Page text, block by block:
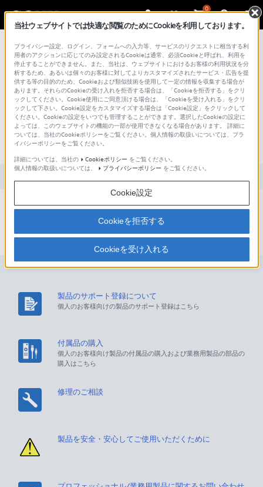
0
総合サポート・お問い合わせ
文書番号 : S1110278036229 / 最終更新日 : 2025/03/11
受信側からの音声一斉同報時、送信側と
音声コミュニケーションはできます
か？
受信機側で音声コミュニケーションを選択している送信機（Tx）との音
声コミュニケーションが可能です。
製品のサポート登録について
個人のお客様向けの製品のサポート登録はこちら
付属品の購入
個人のお客様向け製品の付属品の購入および業務用製品の部品の
購入はこちら
修理のご相談
製品を安全・安心してご使用いただくために
当社ウェブサイトでは快適な閲覧のためにCookieを利用しております。
プライバシー設定、ログイン、フォームへの入力等、サービスのリクエストに相当する利
用者のアクションに応じてのみ設定されるCookieは通常、必須Cookieと呼ばれ、利用を
停止することができません。また、当社は、ウェブサイトにおけるお客様の利用状況を分
析するため、あるいは個々のお客様に対してよりカスタマイズされたサービス・広告を提
供する等の目的のため、Cookieおよび類似技術を使用して一定の情報を収集する場合が
あります。それらのCookieの受け入れを拒否する場合は、「Cookieを拒否する」をクリ
ックしてください。Cookie使用にご同意頂ける場合は、「Cookieを受け入れる」をクリ
ックして下さい。Cookie設定をカスタマイズする場合は「Cookie設定」をクリックして
ください。Cookieの設定をいつでも管理することができます。選択したCookieの設定に
よっては、このウェブサイトの機能の一部が使用できなくなる場合があります。 詳細に
ついては、当社のCookieポリシーをご覧ください。個人情報の取扱いについては、プラ
イバシーポリシーをご覧ください。
詳細については、当社の
Cookieポリシー をご覧ください。
個人情報の取扱いについては、
プライバシーポリシー をご覧ください。
Cookie設定
Cookieを拒否する
Cookieを受け入れる